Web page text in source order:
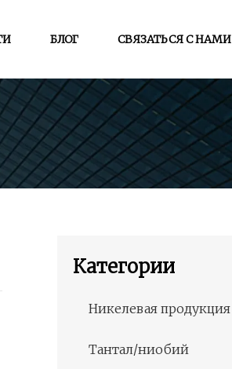
БЛОГ СВЯЗАТЬСЯ С НАМИ
Категории
Никелевая продукция
Тантал/ниобий